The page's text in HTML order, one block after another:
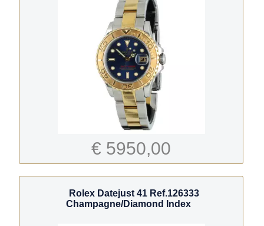
€ 5950,00
Rolex Datejust 41 Ref.126333
Champagne/Diamond Index